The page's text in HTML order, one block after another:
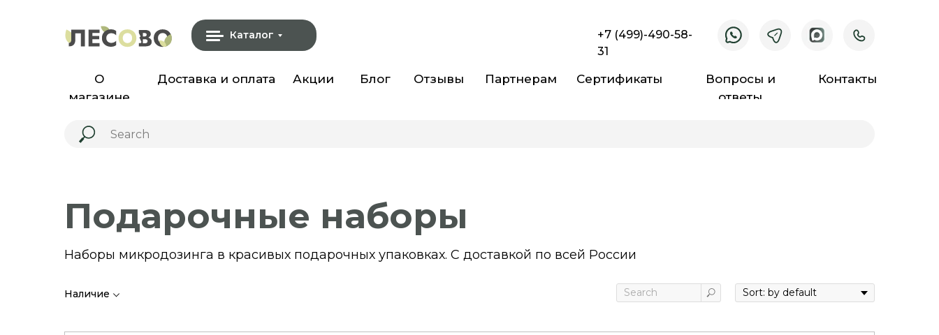
Каталог
О
магазине
Доставка и оплата Акции Отзывы Партнерам Контакты
Сертификаты
Вопросы и
ответы
Блог
+7 (499)-490-58-
31
Подарочные наборы
Наборы микродозинга в красивых подарочных упаковках. С доставкой по всей России
Наличие